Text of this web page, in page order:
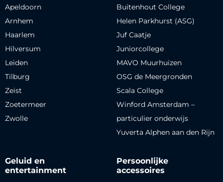
Apeldoorn
Arnhem
Haarlem
Hilversum
Leiden
Tilburg
Zeist
Zoetermeer
Zwolle
Buitenhout College
Helen Parkhurst (ASG)
Juf Caatje
Juniorcollege
MAVO Muurhuizen
OSG de Meergronden
Scala College
Winford Amsterdam –
particulier onderwijs
Yuverta Alphen aan den Rijn
Geluid en
entertainment
Persoonlijke
accessoires